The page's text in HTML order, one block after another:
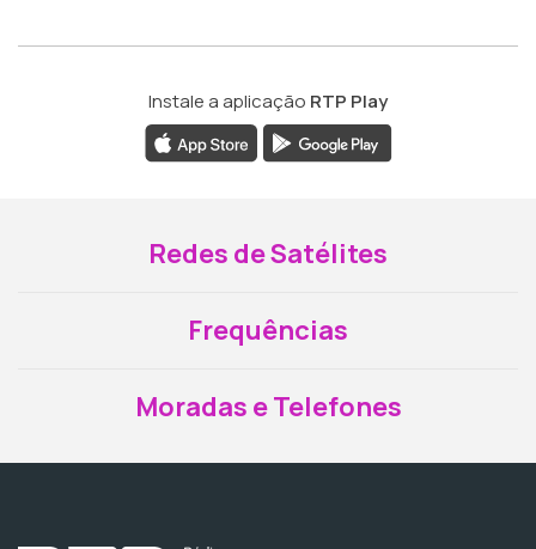
Instale a aplicação RTP Play
Redes de Satélites
Frequências
Moradas e Telefones